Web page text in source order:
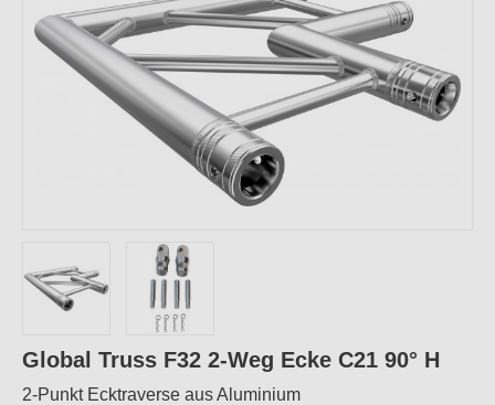
Global Truss F32 2-Weg Ecke C21 90° H
2-Punkt Ecktraverse aus Aluminium